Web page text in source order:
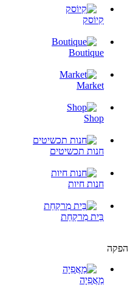
קִיוֹסק
Boutique
Market
Shop
חנות תכשיטים
חנות חיות
בֵּית מִרקַחַת
הפקה
מַאֲפִיָה